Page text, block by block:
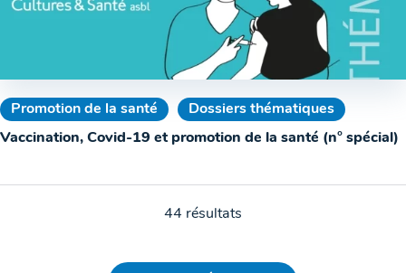
Promotion de la santé
Dossiers thématiques
Vaccination, Covid-19 et promotion de la santé (n° spécial)
44 résultats